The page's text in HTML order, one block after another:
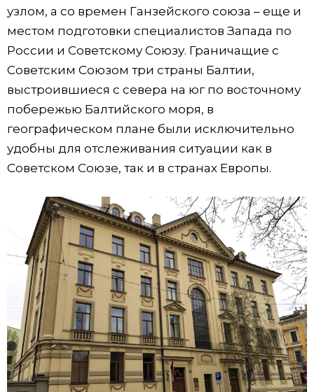
узлом, а со времен Ганзейского союза – еще и
местом подготовки специалистов Запада по
России и Советскому Союзу. Граничащие с
Советским Союзом три страны Балтии,
выстроившиеся с севера на юг по восточному
побережью Балтийского моря, в
географическом плане были исключительно
удобны для отслеживания ситуации как в
Советском Союзе, так и в странах Европы.